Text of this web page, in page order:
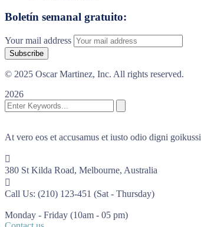
Boletín semanal gratuito:
Your mail address
© 2025 Oscar Martinez, Inc. All rights reserved.
2026
At vero eos et accusamus et iusto odio digni
380 St Kilda Road, Melbourne, Australia
Call Us: (210) 123-451 (Sat - Thursday)
Monday - Friday (10am - 05 pm)